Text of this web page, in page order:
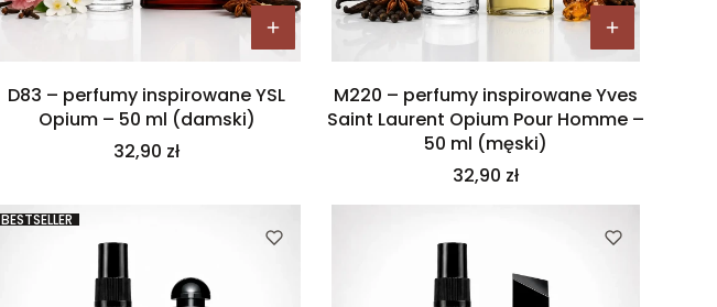
D83 – perfumy inspirowane YSL
Opium – 50 ml (damski)
Cena
32,90 zł
M220 – perfumy inspirowane Yves
Saint Laurent Opium Pour Homme –
50 ml (męski)
Cena
32,90 zł
BESTSELLER